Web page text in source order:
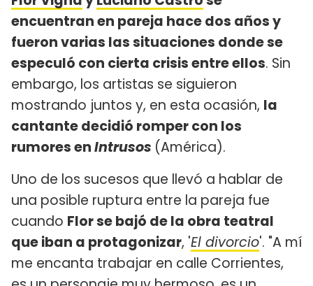
encuentran en pareja hace dos años y
fueron varias las situaciones donde se
especuló con cierta crisis entre ellos. Sin
embargo, los artistas se siguieron
mostrando juntos y, en esta ocasión, la
cantante decidió romper con los
rumores enIntrusos (América).
Uno de los sucesos que llevó a hablar de
una posible ruptura entre la pareja fue
cuando Flor se bajó de la obra teatral
que iban a protagonizar, 'El divorcio'. "A mí
me encanta trabajar en calle Corrientes,